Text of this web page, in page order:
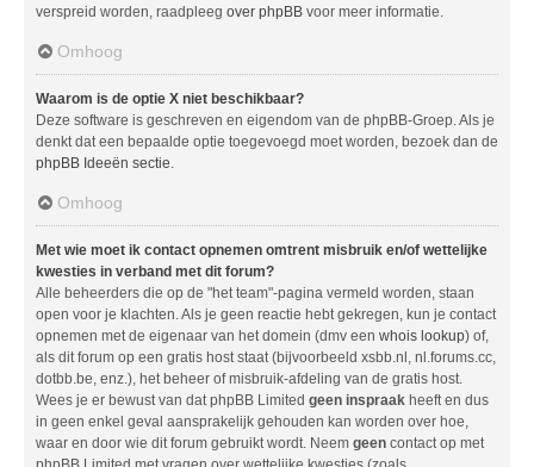
verspreid worden, raadpleeg over phpBB voor meer informatie.
Omhoog
Waarom is de optie X niet beschikbaar?
Deze software is geschreven en eigendom van de phpBB-Groep. Als je
denkt dat een bepaalde optie toegevoegd moet worden, bezoek dan de
phpBB Ideeën sectie.
Omhoog
Met wie moet ik contact opnemen omtrent misbruik en/of wettelijke
kwesties in verband met dit forum?
Alle beheerders die op de "het team"-pagina vermeld worden, staan
open voor je klachten. Als je geen reactie hebt gekregen, kun je contact
opnemen met de eigenaar van het domein (dmv een whois lookup) of,
als dit forum op een gratis host staat (bijvoorbeeld xsbb.nl, nl.forums.cc,
dotbb.be, enz.), het beheer of misbruik-afdeling van de gratis host.
Wees je er bewust van dat phpBB Limited geen inspraak heeft en dus
in geen enkel geval aansprakelijk gehouden kan worden over hoe,
waar en door wie dit forum gebruikt wordt. Neem geen contact op met